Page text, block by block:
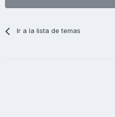
Ir a la lista de temas